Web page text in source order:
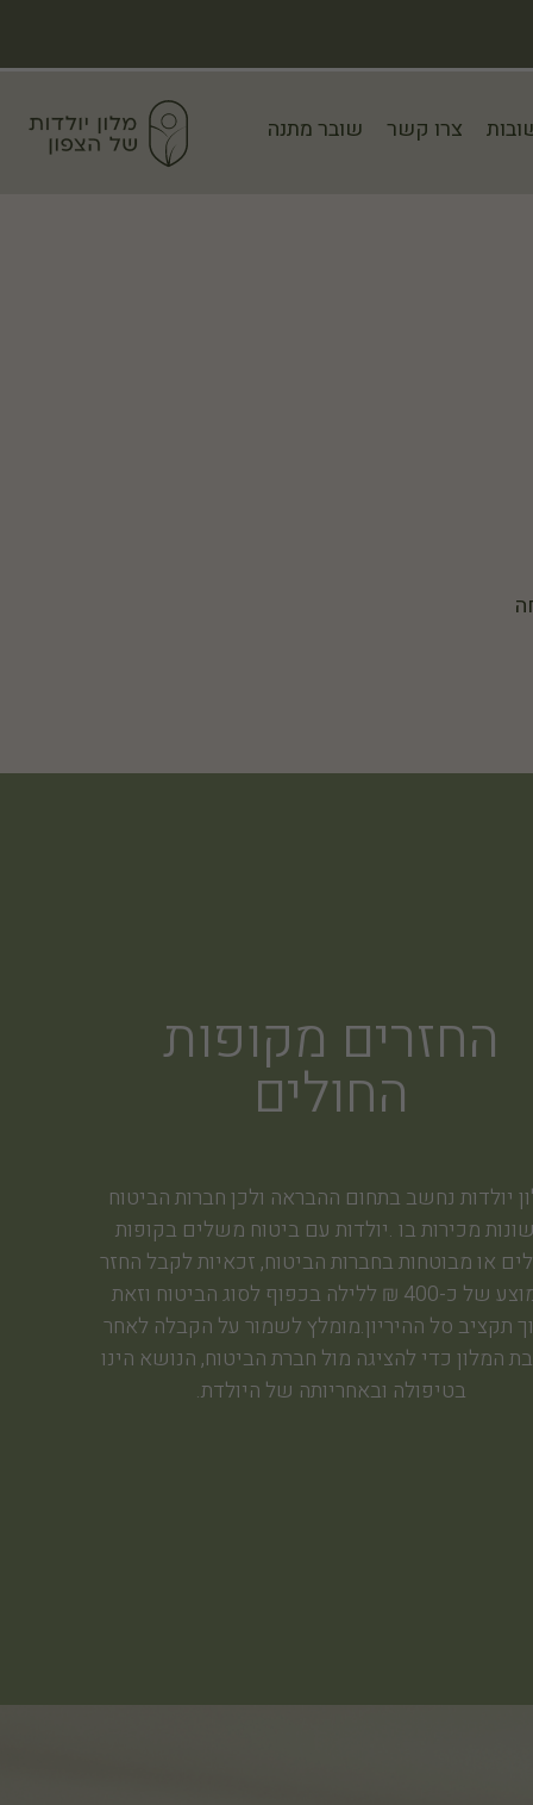
צרו קשר שובר מתנה
החזרים מקופות
החולים
יולדות נחשב בתחום ההבראה ולכן חברות הביטוח
מכירות בו .יולדות עם ביטוח משלים בקופות
או מבוטחות בחברות הביטוח, זכאיות לקבל החזר
ממוצע של כ-400 ₪ ללילה בכפוף לסוג הביטוח וזאת
תקציב סל ההיריון.מומלץ לשמור על הקבלה לאחר
המלון כדי להציגה מול חברת הביטוח, הנושא הינו
בטיפולה ובאחריותה של היולדת.